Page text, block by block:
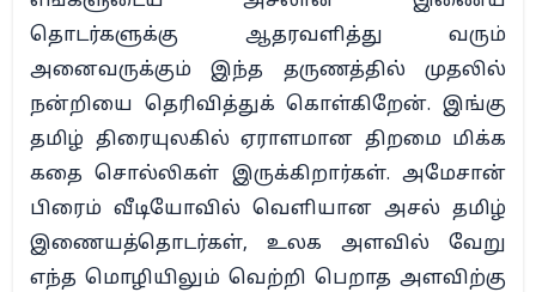
தொடர்களுக்கு ஆதரவளித்து வரும்
அனைவருக்கும் இந்த தருணத்தில் முதலில்
நன்றியை தெரிவித்துக் கொள்கிறேன். இங்கு
தமிழ் திரையுலகில் ஏராளமான திறமை மிக்க
கதை சொல்லிகள் இருக்கிறார்கள். அமேசான்
பிரைம் வீடியோவில் வெளியான அசல் தமிழ்
இணையத்தொடர்கள், உலக அளவில் வேறு
எந்த மொழியிலும் வெற்றி பெறாத அளவிற்கு